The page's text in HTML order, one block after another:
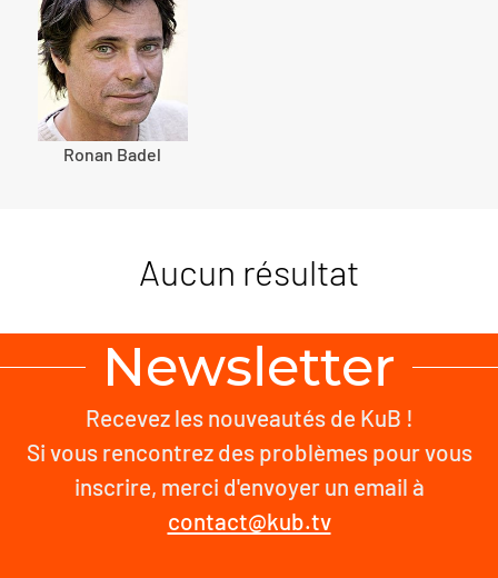
Ronan Badel
Aucun résultat
Newsletter
Recevez les nouveautés de KuB !
Si vous rencontrez des problèmes pour vous
inscrire, merci d'envoyer un email à
contact@kub.tv